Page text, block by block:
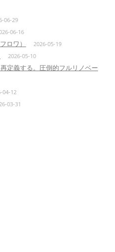
06-29
06-16
ロワ） 2026-05-19
2026-05-10
定義する。圧倒的フルリノベー
04-12
03-31